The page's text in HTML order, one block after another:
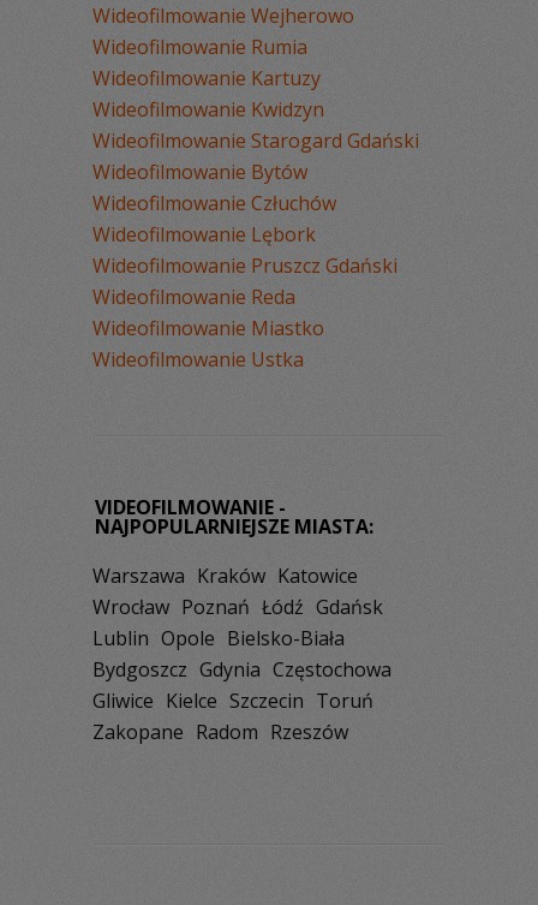
Wideofilmowanie Wejherowo
Wideofilmowanie Rumia
Wideofilmowanie Kartuzy
Wideofilmowanie Kwidzyn
Wideofilmowanie Starogard Gdański
Wideofilmowanie Bytów
Wideofilmowanie Człuchów
Wideofilmowanie Lębork
Wideofilmowanie Pruszcz Gdański
Wideofilmowanie Reda
Wideofilmowanie Miastko
Wideofilmowanie Ustka
VIDEOFILMOWANIE -
NAJPOPULARNIEJSZE MIASTA:
Warszawa Kraków Katowice
Wrocław Poznań Łódź Gdańsk
Lublin Opole Bielsko-Biała
Bydgoszcz Gdynia Częstochowa
Gliwice Kielce Szczecin Toruń
Zakopane Radom Rzeszów